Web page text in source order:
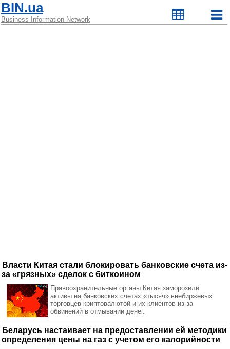
BIN.ua
Business Information Network
Власти Китая стали блокировать банковские счета из-
за «грязных» сделок с биткоином
Правоохранительные органы Китая заморозили
активы на банковских счетах «тысяч» внебиржевых
торговцев криптовалютой и их клиентов из-за
обвинений в отмывании денег.
Беларусь настаивает на предоставлении ей методики
определения цены на газ с учетом его калорийности